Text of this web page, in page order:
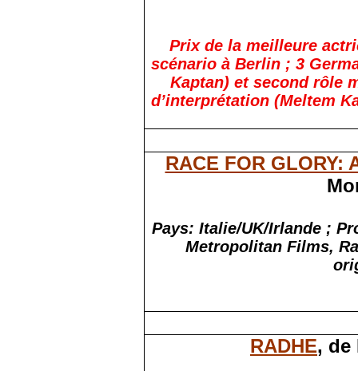
Prix de la meilleure
scénario à Berlin ; 3
Kaptan) et second rôle
d’interprétation (Meltem
RACE FOR GLORY:
Pays: Italie/UK/Irlande ;
Metropolitan Films,
RADHE, de